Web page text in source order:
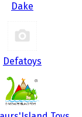
Dake
Defatoys